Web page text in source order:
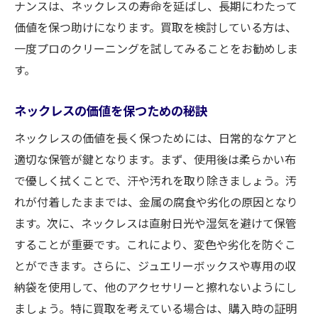
ナンスは、ネックレスの寿命を延ばし、長期にわたって
価値を保つ助けになります。買取を検討している方は、
一度プロのクリーニングを試してみることをお勧めしま
す。
ネックレスの価値を保つための秘訣
ネックレスの価値を長く保つためには、日常的なケアと
適切な保管が鍵となります。まず、使用後は柔らかい布
で優しく拭くことで、汗や汚れを取り除きましょう。汚
れが付着したままでは、金属の腐食や劣化の原因となり
ます。次に、ネックレスは直射日光や湿気を避けて保管
することが重要です。これにより、変色や劣化を防ぐこ
とができます。さらに、ジュエリーボックスや専用の収
納袋を使用して、他のアクセサリーと擦れないようにし
ましょう。特に買取を考えている場合は、購入時の証明